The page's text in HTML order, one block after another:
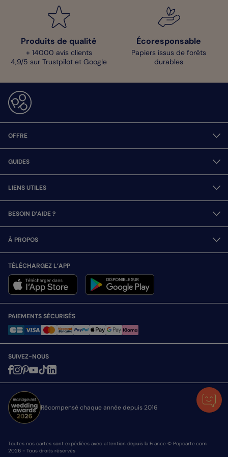
Produits de qualité
+ 14000 avis clients
4,9/5 sur Trustpilot et Google
Écoresponsable
Papiers issus de forêts
durables
OFFRE
GUIDES
LIENS UTILES
BESOIN D’AIDE ?
À PROPOS
TÉLÉCHARGEZ L’APP
PAIEMENTS SÉCURISÉS
SUIVEZ-NOUS
Récompensé chaque année depuis 2016
Toutes nos cartes sont expédiées avec attention depuis la France © Popcarte.com
2026 - Tous droits réservés